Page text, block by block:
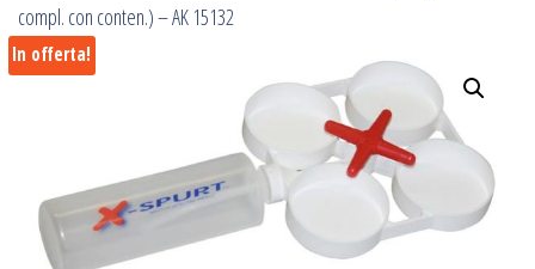
compl. con conten.) – AK 15132
In offerta!